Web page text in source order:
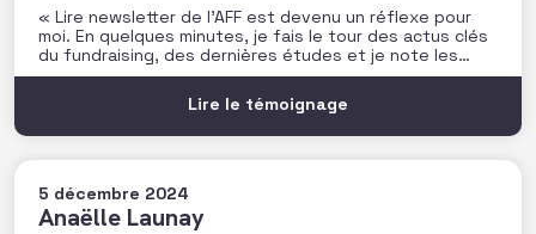
« Lire newsletter de l’AFF est devenu un réflexe pour
moi. En quelques minutes, je fais le tour des actus clés
du fundraising, des dernières études et je note les
prochains rendez-vous à ne pas manquer. C’est très
utile pour rester connecté au secteur ! Un vrai plus
dans mon quotidienLire le témoignage
5 décembre 2024
Anaëlle Launay